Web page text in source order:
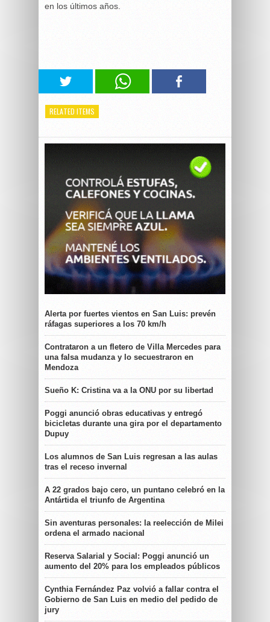
en los últimos años.
RELATED ITEMS
Alerta por fuertes vientos en San Luis: prevén
ráfagas superiores a los 70 km/h
Contrataron a un fletero de Villa Mercedes para
una falsa mudanza y lo secuestraron en
Mendoza
Sueño K: Cristina va a la ONU por su libertad
Poggi anunció obras educativas y entregó
bicicletas durante una gira por el departamento
Dupuy
Los alumnos de San Luis regresan a las aulas
tras el receso invernal
A 22 grados bajo cero, un puntano celebró en la
Antártida el triunfo de Argentina
Sin aventuras personales: la reelección de Milei
ordena el armado nacional
Reserva Salarial y Social: Poggi anunció un
aumento del 20% para los empleados públicos
Cynthia Fernández Paz volvió a fallar contra el
Gobierno de San Luis en medio del pedido de
jury